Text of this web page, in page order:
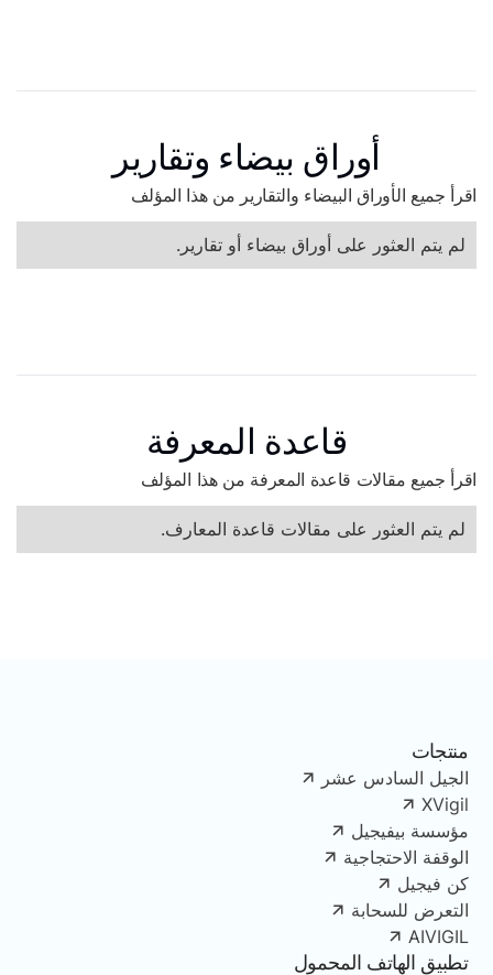
أوراق بيضاء وتقارير
اقرأ جميع الأوراق البيضاء والتقارير من هذا المؤلف
لم يتم العثور على أوراق بيضاء أو تقارير.
قاعدة المعرفة
اقرأ جميع مقالات قاعدة المعرفة من هذا المؤلف
لم يتم العثور على مقالات قاعدة المعارف.
منتجات
الجيل السادس عشر
XVigil
مؤسسة بيفيجيل
الوقفة الاحتجاجية
كن فيجيل
التعرض للسحابة
AIVIGIL
تطبيق الهاتف المحمول